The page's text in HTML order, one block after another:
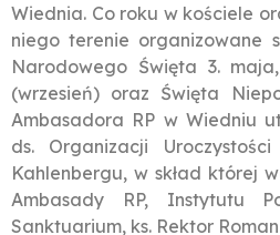
Wiednia. Co roku w kościele
niego terenie organizowane
Narodowego Święta 3.
(wrzesień) oraz Święta
Ambasadora RP w Wiedniu
ds. Organizacji
Kahlenbergu, w skład której
Ambasady RP, Instytutu
Sanktuarium, ks. Rektor